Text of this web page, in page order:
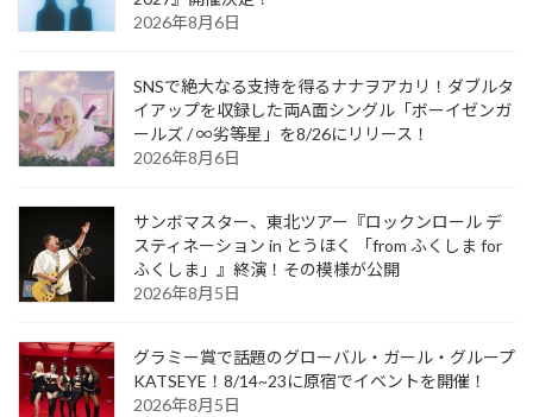
2026年8月6日
SNSで絶大なる支持を得るナナヲアカリ！ダブルタ
イアップを収録した両A面シングル「ボーイゼンガ
ールズ / ∞劣等星」を8/26にリリース！
2026年8月6日
サンボマスター、東北ツアー『ロックンロール デ
スティネーション in とうほく 「from ふくしま for
ふくしま」』終演！その模様が公開
2026年8月5日
グラミー賞で話題のグローバル・ガール・グループ
KATSEYE！8/14~23に原宿でイベントを開催！
2026年8月5日